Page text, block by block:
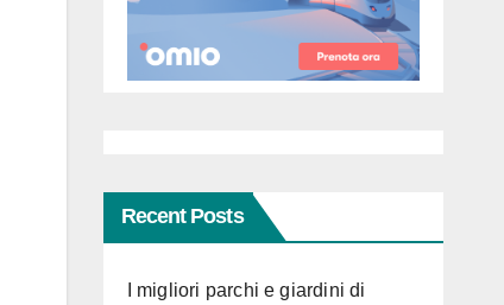
Recent Posts
I migliori parchi e giardini di